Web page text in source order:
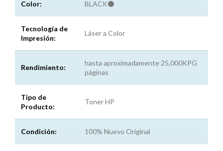
Color: BLACK⚫
Tecnología de
Impresión:
Láser a Color
Rendimiento:
hasta aproximadamente 25,000KPG
páginas
Tipo de
Producto:
Toner HP
Condición: 100% Nuevo Original